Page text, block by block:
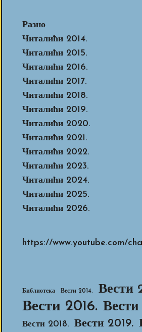
Разно
Читалићи 2014.
Читалићи 2015.
Читалићи 2016.
Читалићи 2017.
Читалићи 2018.
Читалићи 2019.
Читалићи 2020.
Читалићи 2021.
Читалићи 2022.
Читалићи 2023.
Читалићи 2024.
Читалићи 2025.
Читалићи 2026.
https://www.youtube.com/
Библиотека Вести 2014. Вести
Вести 2016. Вести
Вести 2018. Вести 2019.